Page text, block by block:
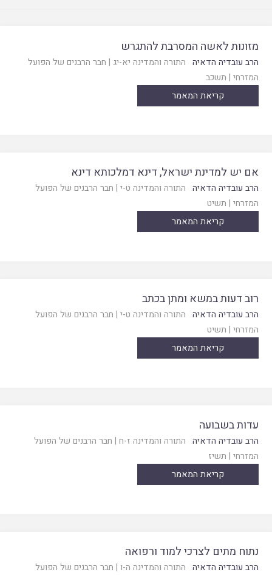
מזונות לאשה המסרבת להתגרש
הרב עובדיה הדאיה התורה והמדינה יא-יג | חבר הרבנים של הפועל
המזרחי | תשכב
קריאת המאמר
אם יש למדינת ישראל, דינא דמלכותא דינא
הרב עובדיה הדאיה התורה והמדינה ט-י | חבר הרבנים של הפועל
המזרחי | תשיט
קריאת המאמר
רוב דעות במשא ומתן בכתב
הרב עובדיה הדאיה התורה והמדינה ט-י | חבר הרבנים של הפועל
המזרחי | תשיט
קריאת המאמר
עדות בשבועה
הרב עובדיה הדאיה התורה והמדינה ז-ח | חבר הרבנים של הפועל
המזרחי | תשיז
קריאת המאמר
נתוח מתים לצרכי למוד ורפואה
הרב עובדיה הדאיה התורה והמדינה ה-ו | חבר הרבנים של הפועל